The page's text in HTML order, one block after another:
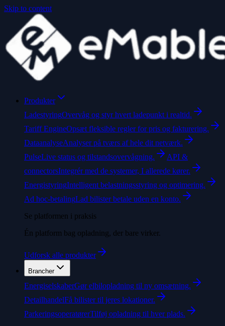
Skip to content
Produkter
LadestyringOvervåg og styr hvert ladepunkt i realtid.
Tariff EngineOpsæt fleksible regler for pris og fakturering.
DataanalyseAnalyser på tværs af hele dit netværk.
PulseLive status og tilstandsovervågning.
API &
connectorsIntegrér med de systemer, I allerede kører.
EnergistyringIntelligent belastningsstyring og optimering.
Ad hoc-betalingLad bilister betale uden en konto.
Se platformen i praksis
Én platform bag opladning, der bare virker.
Udforsk alle produkter
Brancher
EnergiselskaberGør elbilopladning til ny omsætning.
DetailhandelFå bilister til jeres lokationer.
ParkeringsoperatørerTilføj opladning til hver plads.